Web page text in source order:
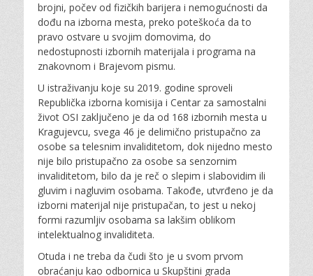
brojni, počev od fizičkih barijera i nemogućnosti da
dođu na izborna mesta, preko poteškoća da to
pravo ostvare u svojim domovima, do
nedostupnosti izbornih materijala i programa na
znakovnom i Brajevom pismu.
U istraživanju koje su 2019. godine sproveli
Republička izborna komisija i Centar za samostalni
život OSI zaključeno je da od 168 izbornih mesta u
Kragujevcu, svega 46 je delimično pristupačno za
osobe sa telesnim invaliditetom, dok nijedno mesto
nije bilo pristupačno za osobe sa senzornim
invaliditetom, bilo da je reč o slepim i slabovidim ili
gluvim i nagluvim osobama. Takođe, utvrđeno je da
izborni materijal nije pristupačan, to jest u nekoj
formi razumljiv osobama sa lakšim oblikom
intelektualnog invaliditeta.
Otuda i ne treba da čudi što je u svom prvom
obraćanju kao odbornica u Skupštini grada